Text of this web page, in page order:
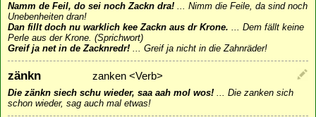
Namm de Feil, do sei noch Zackn dra! ... Nimm die Feile, da sind noch
Unebenheiten dran!
Dan fillt doch nu warklich kee Zackn aus dr Krone. ... Dem fällt keine
Perle aus der Krone. (Sprichwort)
Greif ja net in de Zacknredr! ... Greif ja nicht in die Zahnräder!
zänkn zanken <Verb>
Die zänkn siech schu wieder, saa aah mol wos! ... Die zanken sich
schon wieder, sag auch mal etwas!